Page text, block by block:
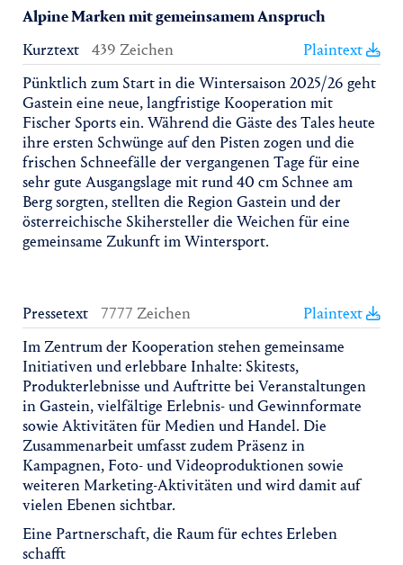
Alpine Marken mit gemeinsamem Anspruch
Kurztext
439 Zeichen
Plaintext
Pünktlich zum Start in die Wintersaison 2025/26 geht
Gastein eine neue, langfristige Kooperation mit
Fischer Sports ein. Während die Gäste des Tales heute
ihre ersten Schwünge auf den Pisten zogen und die
frischen Schneefälle der vergangenen Tage für eine
sehr gute Ausgangslage mit rund 40 cm Schnee am
Berg sorgten, stellten die Region Gastein und der
österreichische Skihersteller die Weichen für eine
gemeinsame Zukunft im Wintersport.
Pressetext 7777 Zeichen
Plaintext
Im Zentrum der Kooperation stehen gemeinsame
Initiativen und erlebbare Inhalte: Skitests,
Produkterlebnisse und Auftritte bei Veranstaltungen
in Gastein, vielfältige Erlebnis- und Gewinnformate
sowie Aktivitäten für Medien und Handel. Die
Zusammenarbeit umfasst zudem Präsenz in
Kampagnen, Foto- und Videoproduktionen sowie
weiteren Marketing-Aktivitäten und wird damit auf
vielen Ebenen sichtbar.
Eine Partnerschaft, die Raum für echtes Erleben
schafft